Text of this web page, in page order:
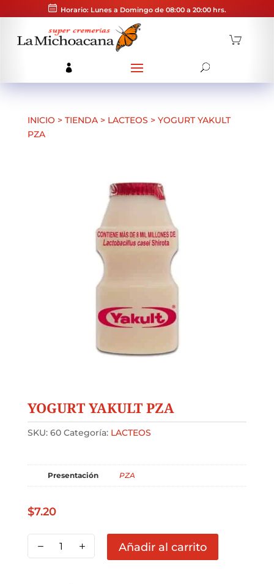
Horario: Lunes a Domingo de 08:00 a 20:00 hrs.
INICIO > TIENDA> LACTEOS > YOGURT YAKULT
PZA
YOGURT YAKULT PZA
SKU: 60 Categoría: LACTEOS
Presentación PZA
$7.20
YOGURT
YAKULT
Añadir al carrito